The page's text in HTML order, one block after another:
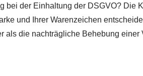
der Einhaltung der DSGVO?
und Ihrer Warenzeichen
die nachträgliche Behebung